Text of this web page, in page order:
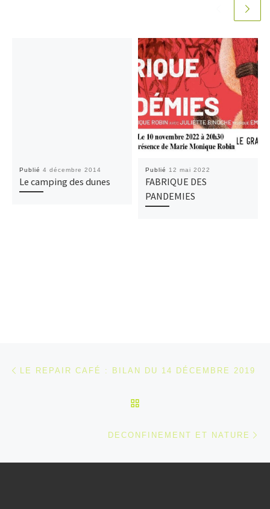
Publié 4 décembre 2014
Le camping des dunes
Publié 12 mai 2022
FABRIQUE DES
PANDEMIES
Parcourir les articles
LE REPAIR CAFÉ : BILAN DU 14 DÉCEMBRE 2019
DECONFINEMENT ET NATURE